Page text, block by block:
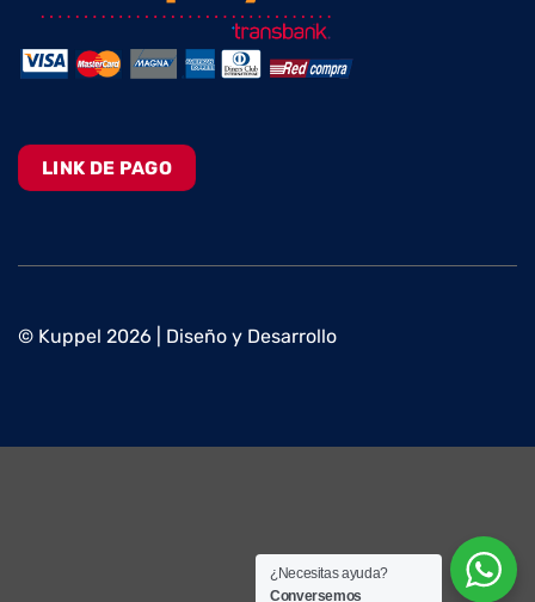
LINK DE PAGO
© Kuppel 2026 | Diseño y Desarrollo
¿Necesitas ayuda?
Conversemos